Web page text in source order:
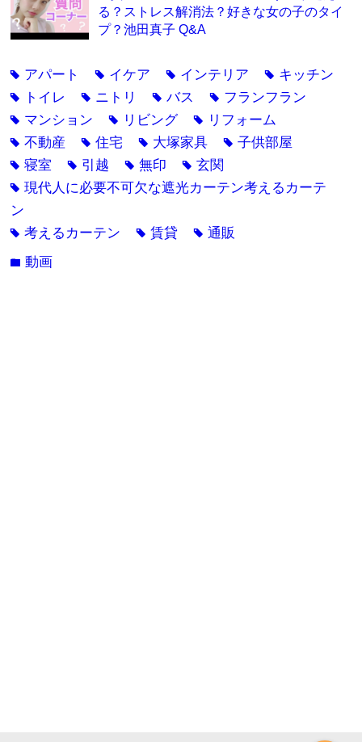
る？ストレス解消法？好きな女の子のタイ
プ？池田真子 Q&A
tag アパート tag イケア tag インテリア tag キッチン
tag トイレ tag ニトリ tagバス tag フランフラン
tag マンション tag リビング tag リフォーム
tag不動産 tag住宅 tag 大塚家具 tag子供部屋
tag寝室 tag 引越 tag無印 tag玄関
tag現代人に必要不可欠な遮光カーテン考えるカーテ
ン
tag考えるカーテン tag賃貸 tag通販
folder動画